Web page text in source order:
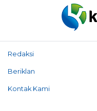
Redaksi
Beriklan
Kontak Kami